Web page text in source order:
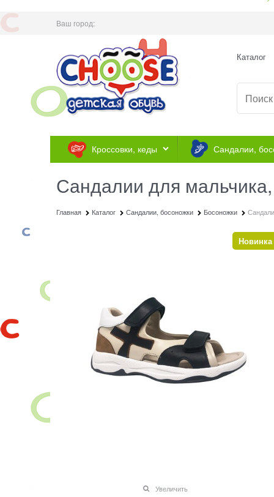
Ваш город:
Каталог
Кроссовки, кеды Сандалии,
Сандалии для
Главная Каталог Сандалии, босоножки Босоножки
Новинка
Увеличить